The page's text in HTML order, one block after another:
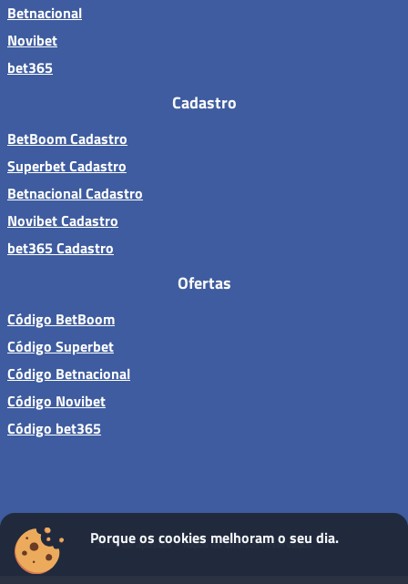
Betnacional
Novibet
bet365
Cadastro
BetBoom Cadastro
Superbet Cadastro
Betnacional Cadastro
Novibet Cadastro
bet365 Cadastro
Ofertas
Código BetBoom
Código Superbet
Código Betnacional
Código Novibet
Código bet365
Sites de apostas - Todos os direitos reservados
Porque os cookies melhoram o seu dia.